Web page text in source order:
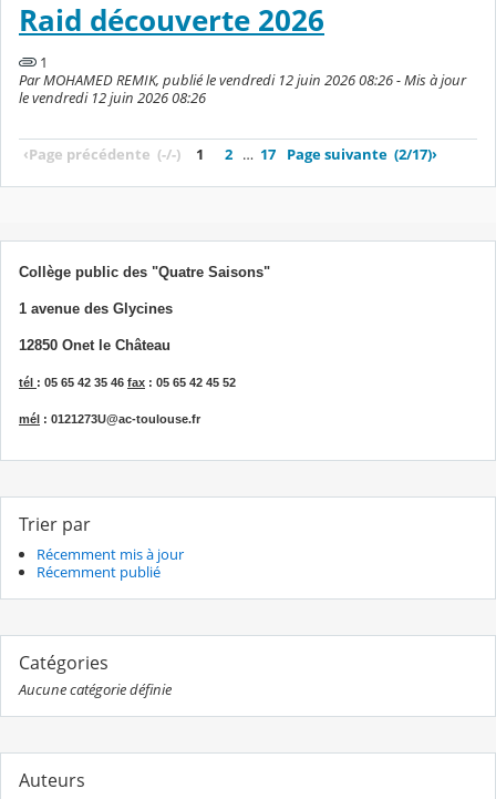
Raid découverte 2026
1
Par MOHAMED REMIK, publié le vendredi 12 juin 2026 08:26 - Mis à jour
le vendredi 12 juin 2026 08:26
‹Page précédente (-/-) 1 2 … 17 Page suivante (2/17)›
Collège public des "Quatre Saisons"
1 avenue des Glycines
12850 Onet le Château
tél : 05 65 42 35 46 fax : 05 65 42 45 52
mél : 0121273U@ac-toulouse.fr
Trier par
Récemment mis à jour
Récemment publié
Catégories
Aucune catégorie définie
Auteurs